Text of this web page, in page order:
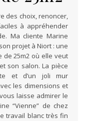
à appréhender
Ma cliente Marine
projet à Niort : une
de 25m2 où elle veut
son salon. La pièce
et d’un joli mur
les dimensions et
laisse admirer le
“Vienne” de chez
travail blanc très fin